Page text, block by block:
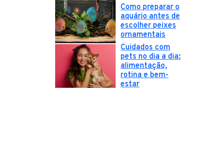
Como preparar o
aquário antes de
escolher peixes
ornamentais
Cuidados com
pets no dia a dia:
alimentação,
rotina e bem-
estar